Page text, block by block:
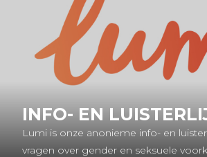
INFO- EN
Lumi is onze anonieme info- en
vragen over gender en seksuele